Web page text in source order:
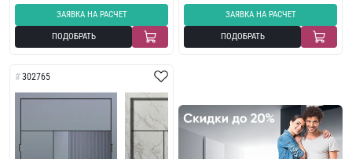
ЗАЯВКА НА РАСЧЕТ
ПОДОБРАТЬ
ЗАЯВКА НА РАСЧЕТ
ПОДОБРАТЬ
302765